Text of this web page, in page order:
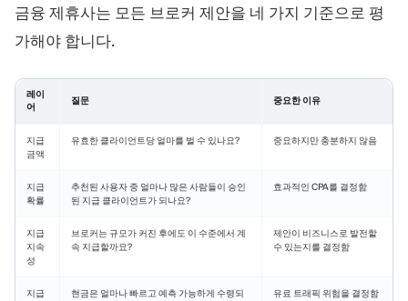
금융 제휴사는 모든 브로커 제안을 네 가지 기준으로 평
가해야 합니다.
레이
어
질문 중요한 이유
지급
금액
유효한 클라이언트당 얼마를 벌 수 있나요? 중요하지만 충분하지 않음
지급
확률
추천된 사용자 중 얼마나 많은 사람들이 승인
된 지급 클라이언트가 되나요?
효과적인 CPA를 결정함
지급
지속
성
브로커는 규모가 커진 후에도 이 수준에서 계
속 지급할까요?
제안이 비즈니스로 발전할
수 있는지를 결정함
지급 현금은 얼마나 빠르고 예측 가능하게 수령되 유료 트래픽 위험을 결정함